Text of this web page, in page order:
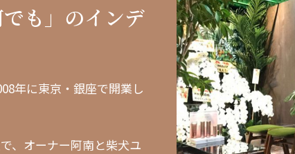
も」のインデ
年に東京・銀座で開業し
、オーナー阿南と柴犬ユ